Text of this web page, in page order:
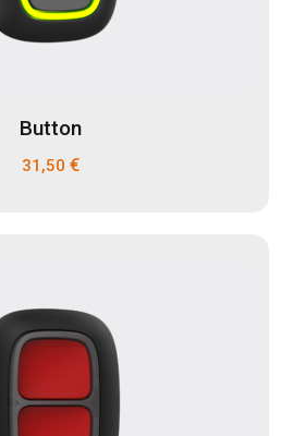
Button
31,50 €